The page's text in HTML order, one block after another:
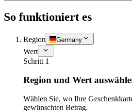
So funktioniert es
Region Germany
Wert
Schritt 1
Region und Wert
Wählen Sie, wo Ihre
gewünschten Betrag.